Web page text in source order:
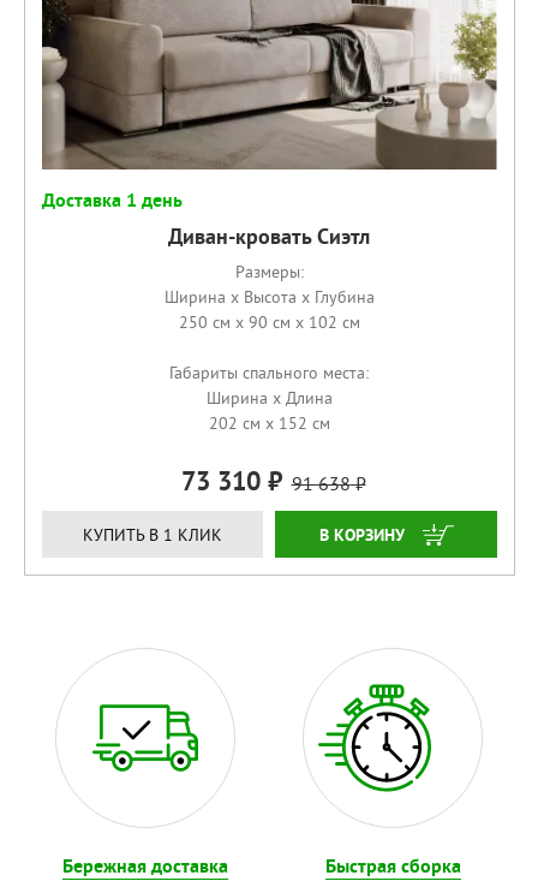
Доставка 1 день
Диван-кровать Сиэтл
Размеры:
Ширина x Высота x Глубина
250 см x 90 см x 102 см
Габариты спального места:
Ширина x Длина
202 см x 152 см
73 310 91 638
КУПИТЬ В 1 КЛИК КУПИТЬ
Бережная доставка
Быстрая сборка